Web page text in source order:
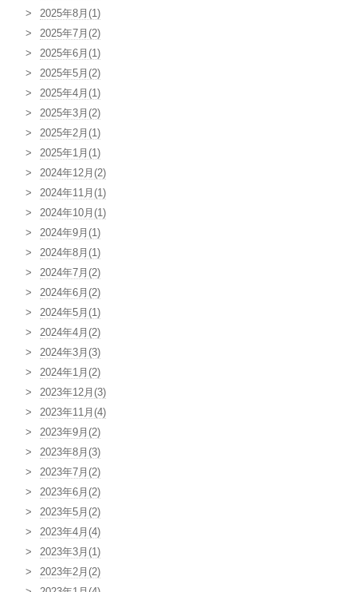
2025年8月(1)
2025年7月(2)
2025年6月(1)
2025年5月(2)
2025年4月(1)
2025年3月(2)
2025年2月(1)
2025年1月(1)
2024年12月(2)
2024年11月(1)
2024年10月(1)
2024年9月(1)
2024年8月(1)
2024年7月(2)
2024年6月(2)
2024年5月(1)
2024年4月(2)
2024年3月(3)
2024年1月(2)
2023年12月(3)
2023年11月(4)
2023年9月(2)
2023年8月(3)
2023年7月(2)
2023年6月(2)
2023年5月(2)
2023年4月(4)
2023年3月(1)
2023年2月(2)